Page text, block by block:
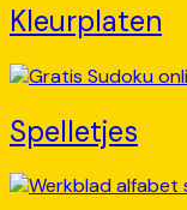
Kleurplaten
Spelletjes